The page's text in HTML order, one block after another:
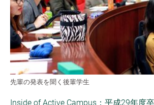
先輩の発表を聞く後輩学生
Inside of Active Campus：平成29年度